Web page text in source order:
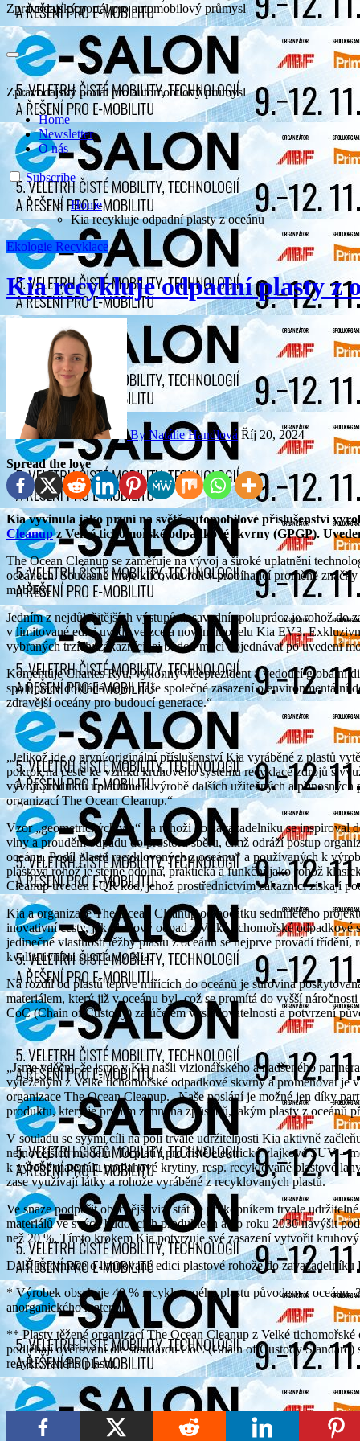
Zpravodajský portál pro automobilový průmysl
Zpravodajský portál pro automobilový průmysl
Home
Newsletter
O nás
Subscribe
Home
Kia recykluje odpadní plasty z oceánu
Ekologie Recyklace
Kia recykluje odpadní plasty z
By Natálie Handlová Říj 20, 2024
Spread the love
Kia vyvinula jako první na světě automobilové příslušenství
Cleanupz Velké tichomořské odpadkové skvrny (GPGP).
The Ocean Cleanup se zaměřuje na vývoj a široké uplatnění
oceánech. Současně hraje klíčovou roli v probíhající proměně
mobility.
Jedním z nejdůležitějších výstupů dosavadní spolupráce je rohož do
v limitované edici uvede ve zcela novém modelu Kia EV3.
vybraných trzích; zákazníci jej budou moci objednávat po uvedení
Komentuje Charles Ryu, výkonný viceprezident a vedoucí globální
spolupráce dokládá nejen naše společné zasazení o environmentální
zdravější oceány pro budoucí generace.“
„Jelikož jde o první originální příslušenství Kia vyráběné z plastů
pokrok na cestě ke vzniku kruhového systému recyklace zdrojů s
vývoji produktů uplatníme k výrobě dalších užitečných a
organizací The Ocean Cleanup.“
Vzor „geometrických vln“ na rohoži do zavazadelníku se
vlny a proudění odpadu do prostoru sběru, čímž odráží postup
oceánu. Podíl plastů recyklovaných z oceánu* a používaných k
plastová rohož je stejně odolná, praktická a funkční jako rohož
Cleanup uveden i QR kód, jehož prostřednictvím zákazníci získají
Kia a organizace The Ocean Cleanup od počátku sedmiletého
inovativní cesty, jak plastový odpad z Velké tichomořské
jedinečné vlastnosti těžby plastu z oceánu se nejprve provádí
kvalitativními standardy Kia.
Na rozdíl od plastů teprve mířících do oceánů je surovina
materiálem, který již v oceánu byl, což se promítá do vyšší
CoC (Chain of Custody) za účelem vysledovatelnosti a potvrzení
„Jsme vděčni, že jsme v Kia našli vizionářského a nadšeného
vytěženým z Velké tichomořské odpadkové skvrny a proměňovat je
organizace The Ocean Cleanup. „Naše poslání je možné jen díky
produktu, který je prvním z mnoha způsobů, jakým plasty z oceánů
V souladu se svými cíli na poli trvalé udržitelnosti Kia aktivně
nejnovějších modelů. To platí i pro čistě elektrické vlajkové SUV –
k výrobě materiálu podlahové krytiny, resp. recyklované plastové
zase využívají látky a rohože vyráběné z recyklovaných plastů.
Ve snaze podpořit obecnější vizi stát se průkopníkem trvale
materiálů ve svých budoucích produktech a do roku 2030 navýšit
než 20 %. Tímto krokem Kia potvrzuje své zasazení vytvořit
Další informace o limitované edici plastové rohože do
* Výrobek obsahuje 40 % recyklovaného plastu původem z
anorganického materiálu.
** Plasty těžené organizací The Ocean Cleanup z Velké
podléhají ověřování dle standardu CoC (Chain of Custody
recyklovaného plastu.